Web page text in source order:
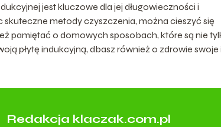
jest kluczowe dla jej długowieczności i
metody czyszczenia, można cieszyć się
pamiętać o domowych sposobach, które są nie
płytę indukcyjną, dbasz również o zdrowie swoje i
Redakcja klaczak.com.pl